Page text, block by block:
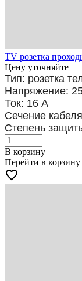
TV розетка
Цену уточняйте
Тип: розетка
Напряжение:
Ток: 16 А
Сечение
Степень
В корзину
Перейти в корзину
favorite_border